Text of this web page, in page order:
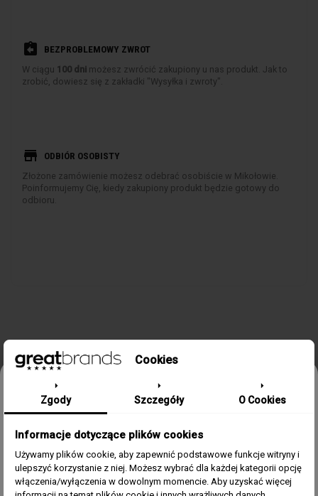
assignment_return BEZPROBLEMOWY ZWROT
W ciągu 100 dni możesz zwrócić zakupiony u nas produkt. Jak to
zrobić, dowiesz się z zakładki "Wysyłka i zwroty".
store ODBIÓR OSOBISTY
Złożone zamówienie możesz odebrać osobiście w Mikołowie.
Poinformujemy Cię, kiedy zakupiony produkt będzie gotowy do
odbioru.
SZCZEGÓŁY PRODUKTU
Kolekcja/Linia
Zegarek Dla Damski
Materiał Koperty
Stal szlachetna 316L
Cookies
Zgody Szczegóły O Cookies
Informacje dotyczące plików cookies
Używamy plików cookie, aby zapewnić podstawowe funkcje witryny i
ulepszyć korzystanie z niej. Możesz wybrać dla każdej kategorii opcję
włączenia/wyłączenia w dowolnym momencie. Aby uzyskać więcej
Odbierz 15% rabatu na pierwsze
zamówienie w greatbrands!
Zapisz się do bezpłatnego Newslettera i dowiaduj się pierwszy o
Email